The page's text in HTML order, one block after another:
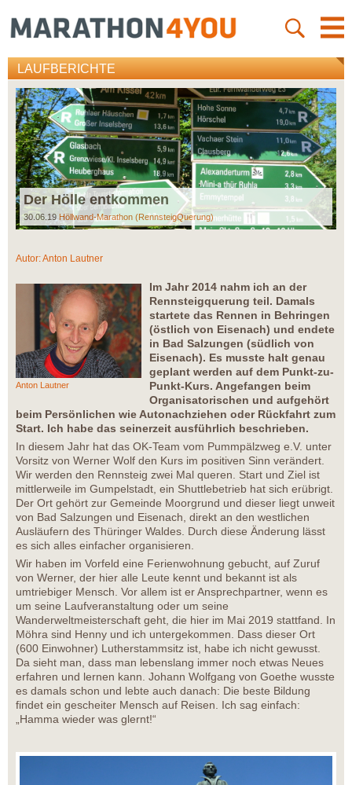
LAUFBERICHTE
Der Hölle entkommen
30.06.19 Höllwand-Marathon (RennsteigQuerung)
Autor:Anton Lautner
Anton Lautner
Im Jahr 2014 nahm ich an der
Rennsteigquerung teil. Damals
startete das Rennen in Behringen
(östlich von Eisenach) und endete
in Bad Salzungen (südlich von
Eisenach). Es musste halt genau
geplant werden auf dem Punkt-zu-
Punkt-Kurs. Angefangen beim
Organisatorischen und aufgehört
beim Persönlichen wie Autonachziehen oder Rückfahrt zum
Start. Ich habe das seinerzeit ausführlich beschrieben.
In diesem Jahr hat das OK-Team vom Pummpälzweg e.V. unter
Vorsitz von Werner Wolf den Kurs im positiven Sinn verändert.
Wir werden den Rennsteig zwei Mal queren. Start und Ziel ist
mittlerweile im Gumpelstadt, ein Shuttlebetrieb hat sich erübrigt.
Der Ort gehört zur Gemeinde Moorgrund und dieser liegt unweit
von Bad Salzungen und Eisenach, direkt an den westlichen
Ausläufern des Thüringer Waldes. Durch diese Änderung lässt
es sich alles einfacher organisieren.
Wir haben im Vorfeld eine Ferienwohnung gebucht, auf Zuruf
von Werner, der hier alle Leute kennt und bekannt ist als
umtriebiger Mensch. Vor allem ist er Ansprechpartner, wenn es
um seine Laufveranstaltung oder um seine
Wanderweltmeisterschaft geht, die hier im Mai 2019 stattfand. In
Möhra sind Henny und ich untergekommen. Dass dieser Ort
(600 Einwohner) Lutherstammsitz ist, habe ich nicht gewusst.
Da sieht man, dass man lebenslang immer noch etwas Neues
erfahren und lernen kann. Johann Wolfgang von Goethe wusste
es damals schon und lebte auch danach: Die beste Bildung
findet ein gescheiter Mensch auf Reisen. Ich sag einfach:
„Hamma wieder was glernt!“